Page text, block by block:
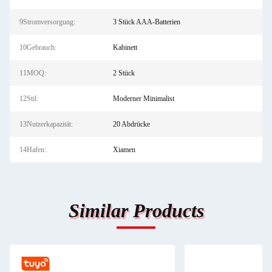
9Stromversorgung: 3 Stück AAA-Batterien
10Gebrauch: Kabinett
11MOQ: 2 Stück
12Stil: Moderner Minimalist
13Nutzerkapazität: 20 Abdrücke
14Hafen: Xiamen
Similar Products